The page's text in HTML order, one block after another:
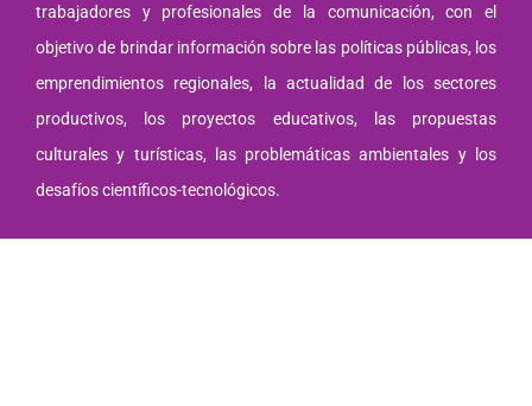
trabajadores y profesionales de la comunicación, con el
objetivo de brindar información sobre las políticas públicas, los
emprendimientos regionales, la actualidad de los sectores
productivos, los proyectos educativos, las propuestas
culturales y turísticas, las problemáticas ambientales y los
desafíos científicos-tecnológicos.